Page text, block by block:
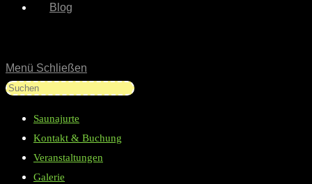
Blog
Menü Schließen
Diese
durchsuchen
Press
Saunajurte
Kontakt & Buchung
Veranstaltungen
Galerie